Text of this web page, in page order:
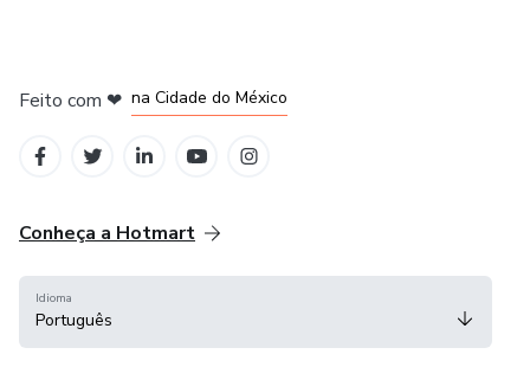
Feito com ❤ na Cidade do México
Conheça a Hotmart
Idioma
Português